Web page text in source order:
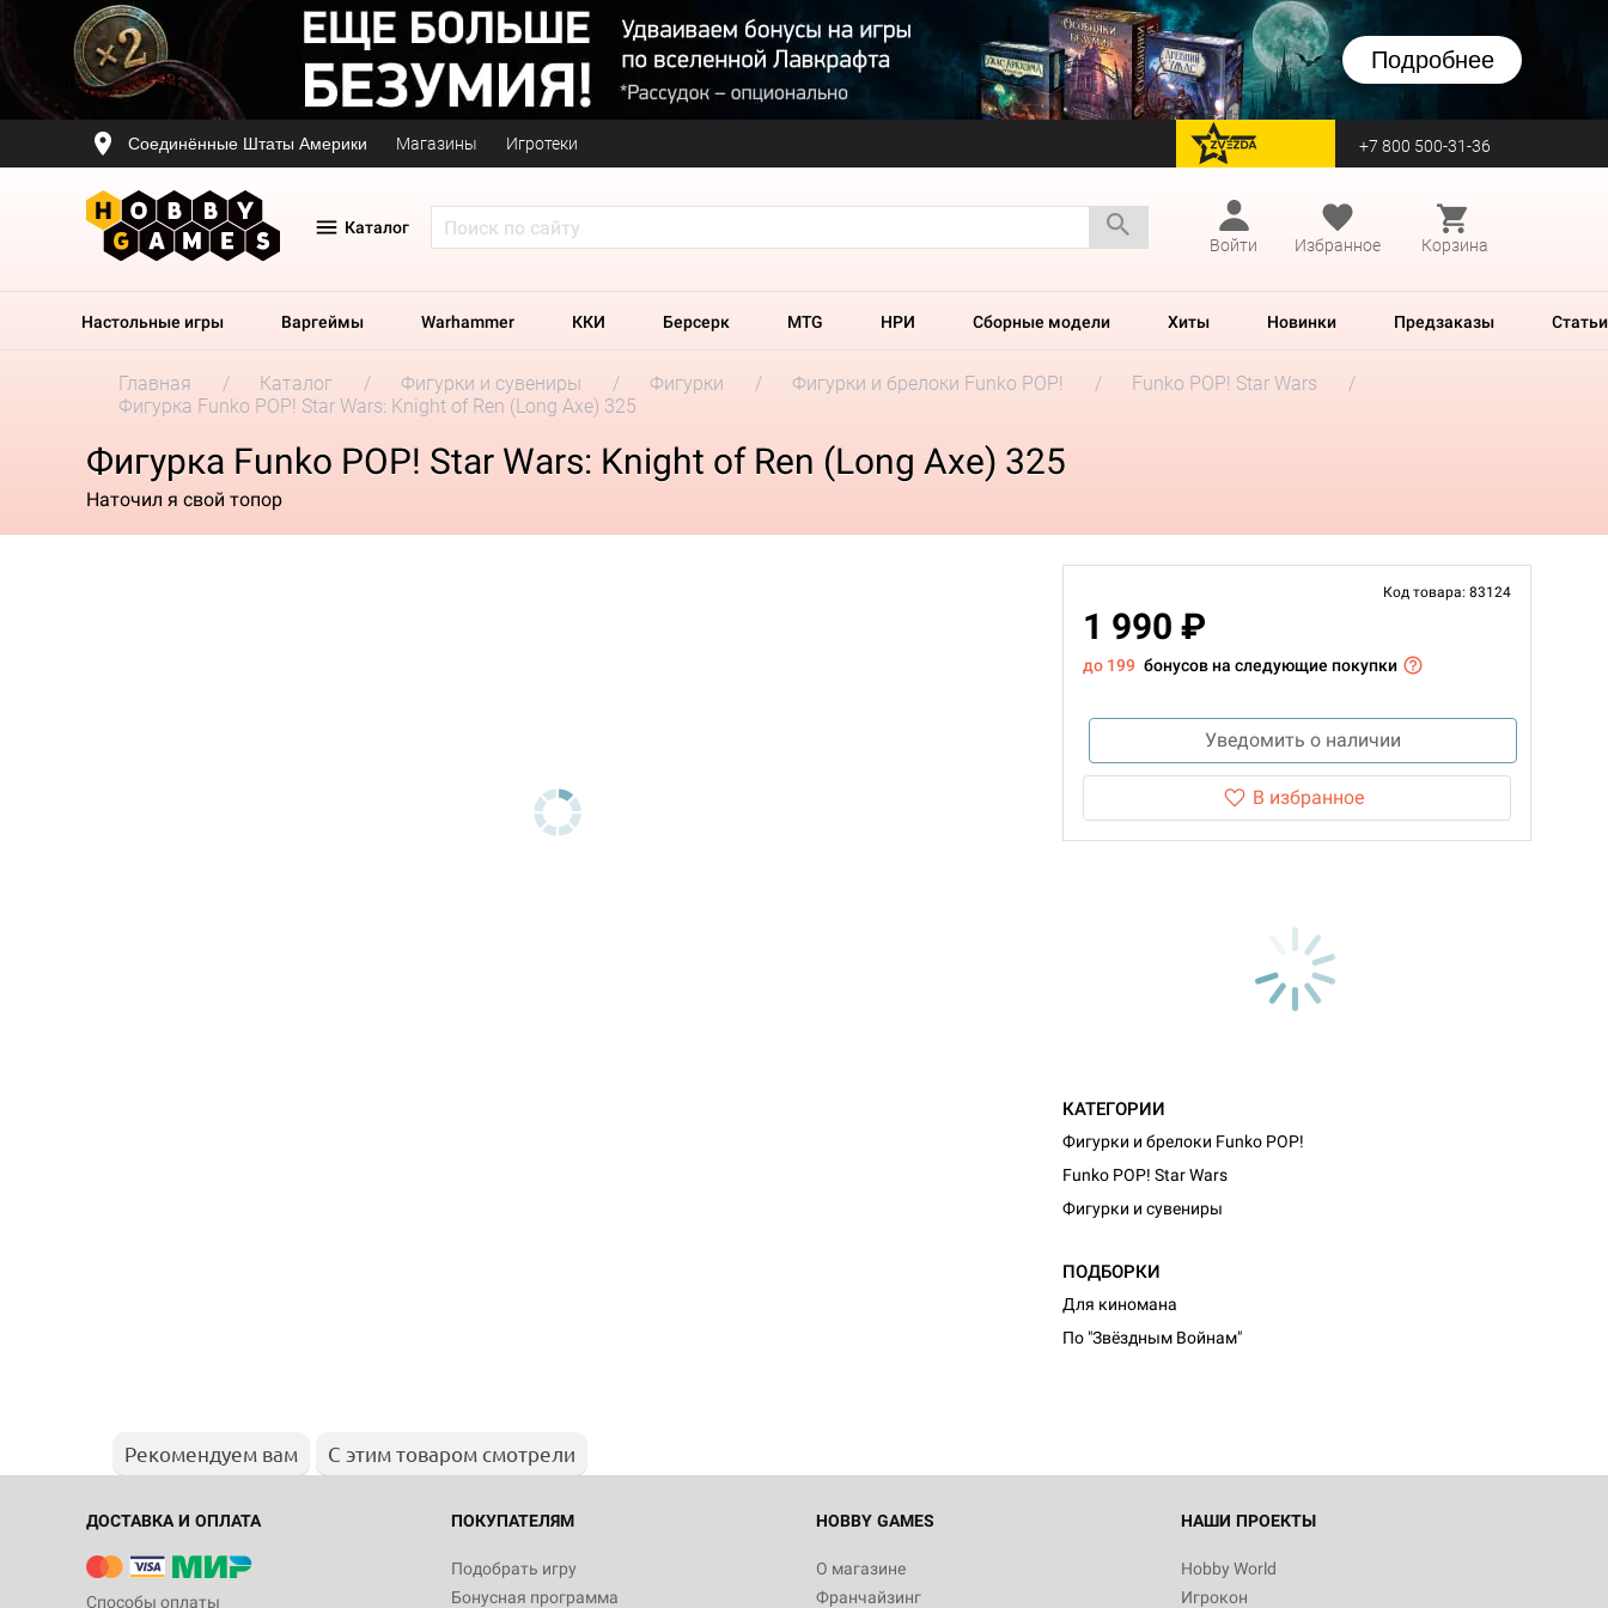
Подробнее
Соединённые Штаты Америки Магазины Игротеки перейти на Zvezda +7 800 500-31-36
Каталог
Войти
Избранное Корзина
Настольные игры Варгеймы Warhammer ККИ Берсерк MTG НРИ Сборные модели Хиты Новинки Предзаказы Статьи
Главная Каталог Фигурки и сувениры Фигурки Фигурки и брелоки Funko POP!
Funko POP! Star Wars
Фигурка Funko POP! Star Wars: Knight of Ren (Long Axe) 325
Фигурка Funko POP! Star Wars: Knight of Ren (Long Axe) 325
Наточил я свой топор
Код товара: 83124
1 990 ₽
до 199 бонусов на следующие покупки
Уведомить о наличии
В избранное
КАТЕГОРИИ
Фигурки и брелоки Funko POP!
Funko POP! Star Wars
Фигурки и сувениры
ПОДБОРКИ
Для киномана
По "Звёздным Войнам"
Рекомендуем вам С этим товаром смотрели
ДОСТАВКА И ОПЛАТА
Способы оплаты
ПОКУПАТЕЛЯМ
Подобрать игру
Бонусная программа
HOBBY GAMES
О магазине
Франчайзинг
НАШИ ПРОЕКТЫ
Hobby World
Игрокон